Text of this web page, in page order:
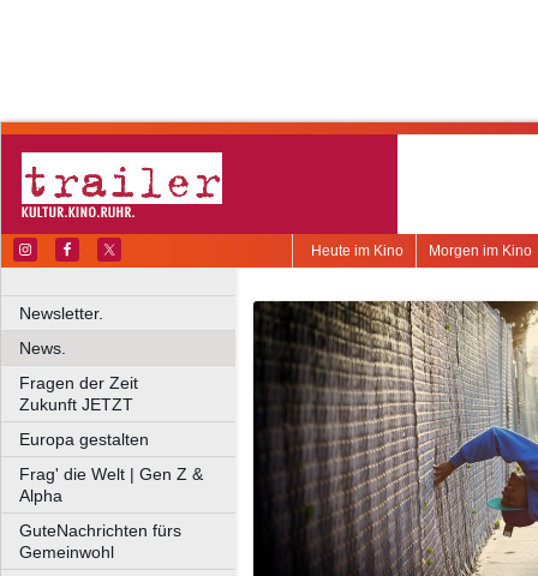
Morgen im Kino
Heute im Kino
Newsletter.
News.
Fragen der Zeit
Zukunft JETZT
Europa gestalten
Frag' die Welt | Gen Z &
Alpha
GuteNachrichten fürs
Gemeinwohl